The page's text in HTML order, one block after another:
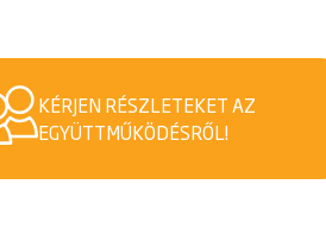
KÉRJEN RÉSZLETEKET AZ
EGYÜTTMŰKÖDÉSRŐL!